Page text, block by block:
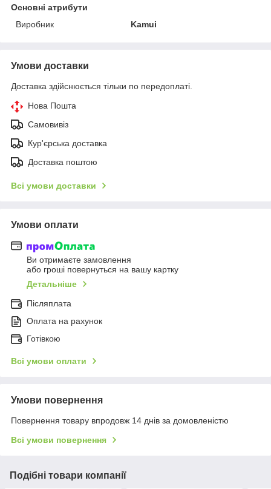
Основні атрибути
Виробник
Kamui
Умови доставки
Доставка здійснюється тільки по передоплаті.
Нова Пошта
Самовивіз
Кур'єрська доставка
Доставка поштою
Всі умови доставки
Умови оплати
Ви отримаєте замовлення
або гроші повернуться на вашу картку
Детальніше
Післяплата
Оплата на рахунок
Готівкою
Всі умови оплати
Умови повернення
Повернення товару впродовж 14 днів за домовленістю
Всі умови повернення
Подібні товари компанії